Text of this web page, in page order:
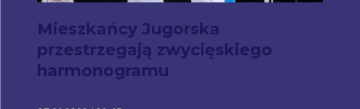
Mieszkańcy Jugorska
przestrzegają zwycięskiego
harmonogramu